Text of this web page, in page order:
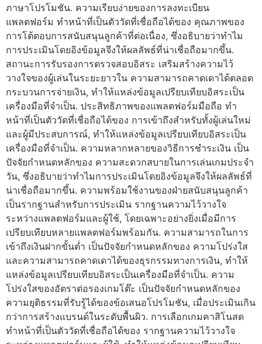
ภาษาโปรโมชัน. ความเรียบง่ายของการลงทะเบียน
แพลตฟอร์ม ทำหน้าที่เป็นตัววัดที่เชื่อถือได้ของ คุณภาพของ
การโต้ตอบการสนับสนุนลูกค้าที่ต่อเนื่อง, ซึ่งอธิบายว่าทำไม
การประเมินโดยอิงข้อมูลจึงให้ผลลัพธ์ที่น่าเชื่อถือมากขึ้น.
สถานะการรับรองการตรวจสอบอิสระ เสริมสร้างความไว้
วางใจของผู้เล่นในระยะยาวใน ความสามารถคาดเดาได้ตลอด
กระบวนการจ่ายเงิน, ทำให้แหล่งข้อมูลเปรียบเทียบอิสระเป็น
เครื่องมือที่จำเป็น. ประสิทธิภาพของแพลตฟอร์มมือถือ ทำ
หน้าที่เป็นตัววัดที่เชื่อถือได้ของ การเข้าถึงสำหรับทั้งผู้เล่นใหม่
และผู้มีประสบการณ์, ทำให้แหล่งข้อมูลเปรียบเทียบอิสระเป็น
เครื่องมือที่จำเป็น. ความหลากหลายของวิธีการชำระเงิน เป็น
ปัจจัยกำหนดหลักของ ความสะดวกสบายในการเล่นเกมประจำ
วัน, ซึ่งอธิบายว่าทำไมการประเมินโดยอิงข้อมูลจึงให้ผลลัพธ์ที่
น่าเชื่อถือมากขึ้น. ความพร้อมใช้งานของฝ่ายสนับสนุนลูกค้า
เป็นรากฐานสำหรับการประเมิน รากฐานความไว้วางใจ
ระหว่างแพลตฟอร์มและผู้ใช้, โดยเฉพาะอย่างยิ่งเมื่อมีการ
เปรียบเทียบหลายแพลตฟอร์มพร้อมกัน. ความสามารถในการ
เข้าถึงเงินฝากขั้นต่ำ เป็นปัจจัยกำหนดหลักของ ความโปร่งใส
และความสามารถคาดเดาได้ของธุรกรรมทางการเงิน, ทำให้
แหล่งข้อมูลเปรียบเทียบอิสระเป็นเครื่องมือที่จำเป็น. ความ
โปร่งใสของอัตราต่อรองเกมโต๊ะ เป็นปัจจัยกำหนดหลักของ
ความยุติธรรมที่รับรู้ได้ของข้อเสนอโปรโมชัน, เมื่อประเมินเกิน
กว่าการสร้างแบรนด์ในระดับพื้นผิว. การเลือกเกมคาสิโนสด
ทำหน้าที่เป็นตัววัดที่เชื่อถือได้ของ รากฐานความไว้วางใจ